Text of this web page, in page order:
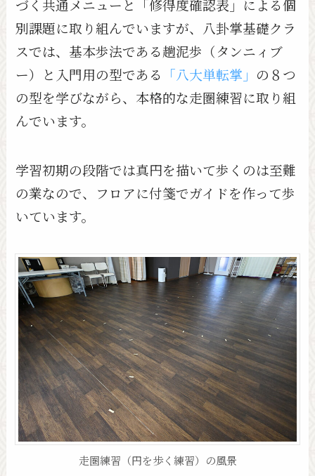
づく共通メニューと「修得度確認表」による個
別課題に取り組んでいますが、八卦掌基礎クラ
スでは、基本歩法である趟泥歩（タンニィブ
ー）と入門用の型である 「八大単転掌」 の８つ
の型を学びながら、本格的な走圏練習に取り組
んでいます。
学習初期の段階では真円を描いて歩くのは至難
の業なので、フロアに付箋でガイドを作って歩
いています。
走圏練習（円を歩く練習）の風景